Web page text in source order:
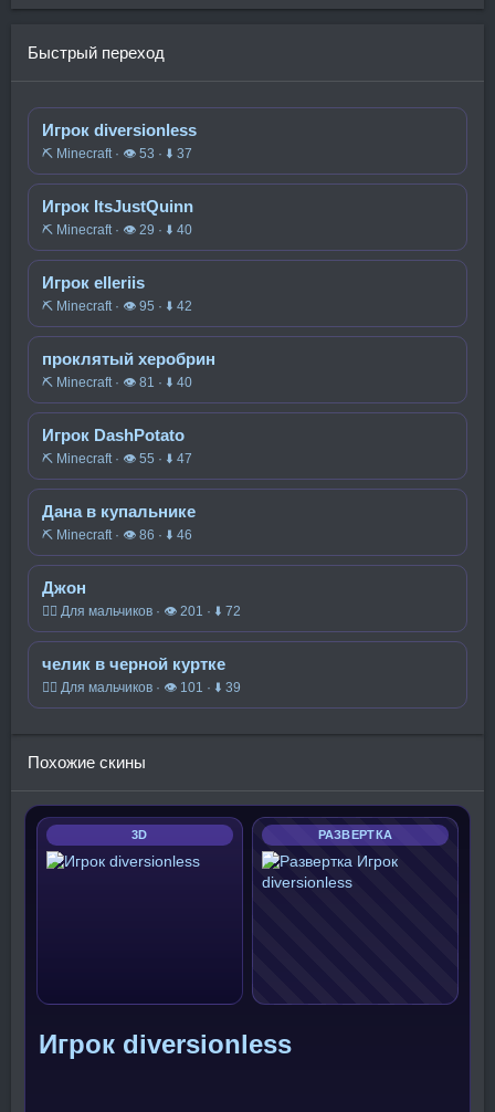
Быстрый переход
Игрок diversionless
⛏️ Minecraft · 👁 53 · ⬇ 37
Игрок ItsJustQuinn
⛏️ Minecraft · 👁 29 · ⬇ 40
Игрок elleriis
⛏️ Minecraft · 👁 95 · ⬇ 42
проклятый херобрин
⛏️ Minecraft · 👁 81 · ⬇ 40
Игрок DashPotato
⛏️ Minecraft · 👁 55 · ⬇ 47
Дана в купальнике
⛏️ Minecraft · 👁 86 · ⬇ 46
Джон
🧍‍♂️ Для мальчиков · 👁 201 · ⬇ 72
челик в черной куртке
🧍‍♂️ Для мальчиков · 👁 101 · ⬇ 39
Похожие скины
3D РАЗВЕРТКА
Игрок diversionless